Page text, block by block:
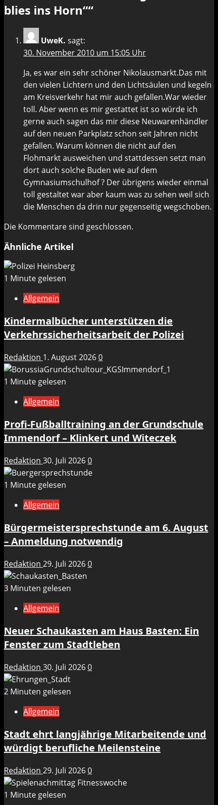
blies ins Horn““
UweK. sagt:
30. November 2010 um 15:05 Uhr
Ja, es war ein sehr schöner Nikolausmarkt.Das mit
den vielen Lichtern und den Lichtsäulen und kegeln
am Kreisverkehr hat mir auch gefallen.War wieder
toll. Aber wenn es mir gestattet ist so würde ich
gerne auch sagen das mir diese Neuwarenhändler
auf den neuen Parkplatz schon seit Jahren nicht
gefallen. Warum können die nicht auf den
Flohmarkt ausweichen und stattdessen setzt man
dort auch solche Buden wie auf dem
Gymnasiumschulhof ? Der übrigens wieder einmal
toll gestaltet war aber kaum was zu sehen weil sich
die Menschen da drin nur gegenseitig wegschoben.
Die Kommentare sind geschlossen.
Ähnliche Artikel
1 Minute gelesen
Allgemein
Kindermalbücher unterstützen die
Verkehrssicherheitsarbeit der Polizei
Redaktion 1. August 20260
1 Minute gelesen
Allgemein
Profi-Fußballtraining an der Grundschule
Immendorf – Klinkert und Witeczek
Redaktion 30. Juli 20260
1 Minute gelesen
Allgemein
Bürgermeistersprechstunde am 6. August
– Anmeldung notwendig
Redaktion 29. Juli 20260
3 Minuten gelesen
Allgemein
Neuer Schaukasten am Haus Basten: Ein
Fenster zum Stadtleben
Redaktion 30. Juli 20260
2 Minuten gelesen
Allgemein
Stadt ehrt langjährige Mitarbeitende und
würdigt berufliche Meilensteine
Redaktion 29. Juli 20260
1 Minute gelesen